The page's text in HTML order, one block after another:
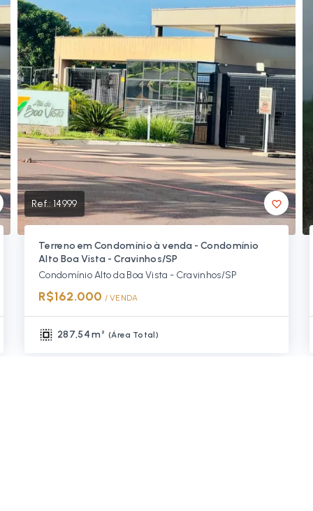
Ref.: 14999
Terreno em Condomínio à venda - Condomínio
Alto Boa Vista - Cravinhos/SP
Condomínio Alto da Boa Vista - Cravinhos/SP
R$162.000 / VENDA
287,54 m² (Área Total )